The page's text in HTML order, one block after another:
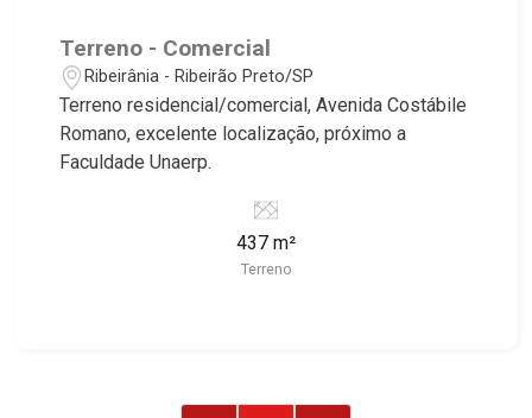
Terreno - Comercial
Ribeirânia - Ribeirão Preto/SP
Terreno residencial/comercial, Avenida Costábile
Romano, excelente localização, próximo a
Faculdade Unaerp.
437 m²
Terreno